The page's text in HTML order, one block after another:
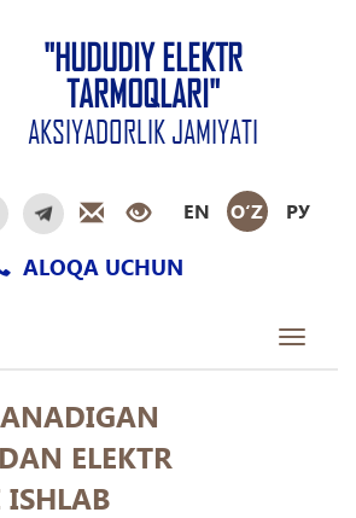
"HUDUDIY ELEKTR
TARMOQLARI"
AKSIYADORLIK JAMIYATI
EN O‘Z РУ
ALOQA UCHUN
Toggle
ELEKTR
ISHLAB